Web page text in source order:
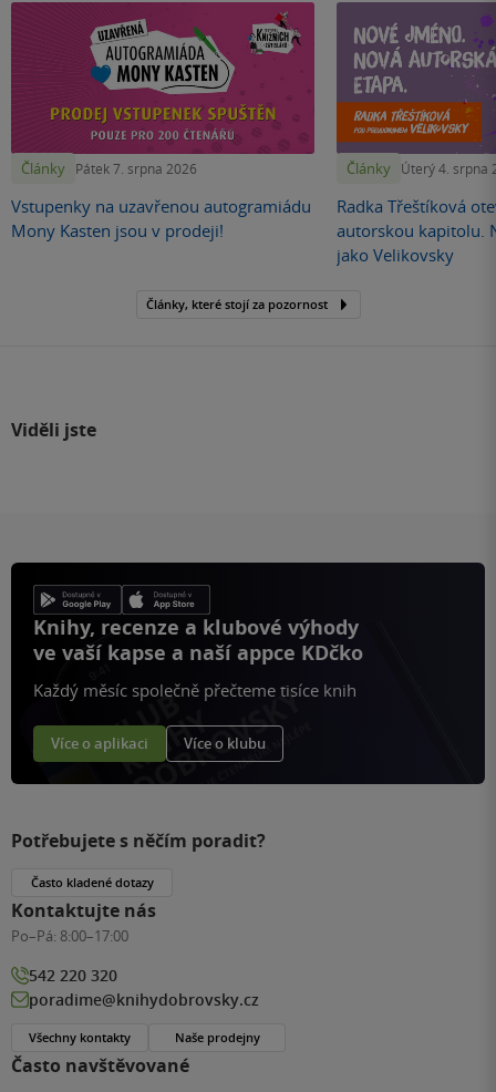
Články Pátek 7. srpna 2026
Vstupenky na uzavřenou autogramiádu
Mony Kasten jsou v prodeji!
Články Úterý 4. srpna
Radka Třeštíková
autorskou kapitolu.
jako Velikovsky
Články, které stojí za pozornost
Viděli jste
Knihy, recenze a klubové výhody
ve vaší kapse a naší appce KDčko
Každý měsíc společně přečteme tisíce knih
Více o aplikaci Více o klubu
Často navštěvované
Potřebujete s něčím poradit?
Často kladené dotazy
Kontaktujte nás
Po–Pá: 8:00–17:00
542 220 320
poradime@knihydobrovsky.cz
Všechny kontakty Naše prodejny